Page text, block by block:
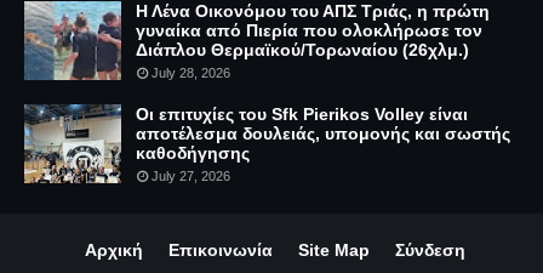
Η Λένα Οικονόμου του ΑΠΣ Τριάς, η πρώτη
γυναίκα από Πιερία που ολοκλήρωσε τον
Διάπλου Θερμαϊκού/Τορωναίου (26χλμ.)
July 28, 2026
Οι επιτυχίες του Sfk Pierikos Volley είναι
αποτέλεσμα δουλειάς, υπομονής και σωστής
καθοδήγησης
July 27, 2026
Αρχική Επικοινωνία Site Map Σύνδεση